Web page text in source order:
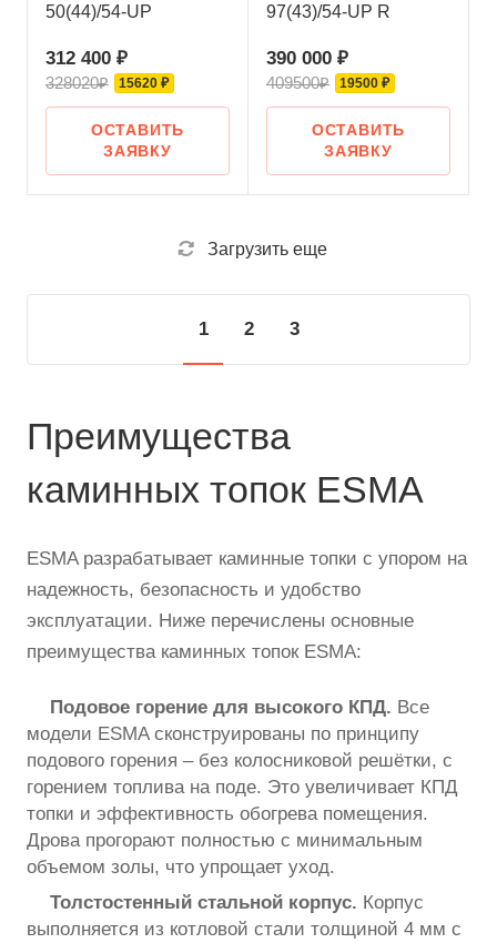
50(44)/54-UP
312 400 ₽
328020₽ 15620 ₽
ОСТАВИТЬ
ЗАЯВКУ
97(43)/54-UP R
390 000 ₽
409500₽ 19500 ₽
ОСТАВИТЬ
ЗАЯВКУ
Загрузить еще
1 2 3
Преимущества
каминных топок ESMA
ESMA разрабатывает каминные топки с упором на
надежность, безопасность и удобство
эксплуатации. Ниже перечислены основные
преимущества каминных топок ESMA:
Подовое горение для высокого КПД. Все
модели ESMA сконструированы по принципу
подового горения – без колосниковой решётки, с
горением топлива на поде. Это увеличивает КПД
топки и эффективность обогрева помещения.
Дрова прогорают полностью с минимальным
объемом золы, что упрощает уход.
Толстостенный стальной корпус. Корпус
выполняется из котловой стали толщиной 4 мм с